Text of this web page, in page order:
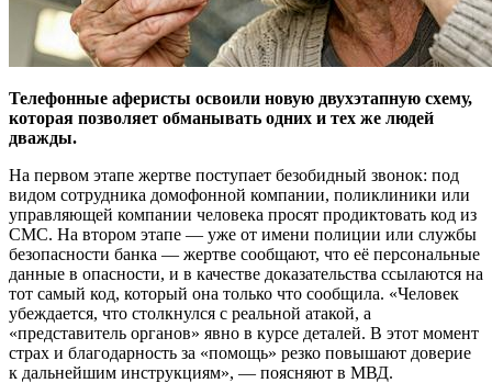
Телефонные аферисты освоили новую двухэтапную схему,
которая позволяет обманывать одних и тех же людей
дважды.
На первом этапе жертве поступает безобидный звонок: под
видом сотрудника домофонной компании, поликлиники или
управляющей компании человека просят продиктовать код из
СМС. На втором этапе — уже от имени полиции или службы
безопасности банка — жертве сообщают, что её персональные
данные в опасности, и в качестве доказательства ссылаются на
тот самый код, который она только что сообщила. «Человек
убеждается, что столкнулся с реальной атакой, а
«представитель органов» явно в курсе деталей. В этот момент
страх и благодарность за «помощь» резко повышают доверие
к дальнейшим инструкциям», — поясняют в МВД.